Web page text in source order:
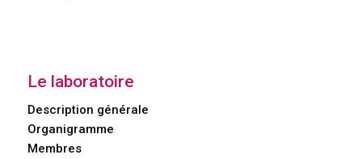
Le laboratoire
Description générale
Organigramme
Membres